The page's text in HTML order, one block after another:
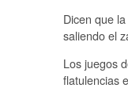
Dicen que
saliendo el
Los juegos
flatulencias